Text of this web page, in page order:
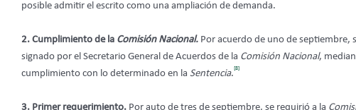
posible admitir el escrito como una ampliación de demanda.
2. Cumplimiento de la Comisión Nacional. Por acuerdo de uno de septiembre,
signado por el Secretario General de Acuerdos de la Comisión Nacional,
cumplimiento con lo determinado en la Sentencia.
[8]
3. Primer requerimiento. Por auto de tres de septiembre, se requirió a la